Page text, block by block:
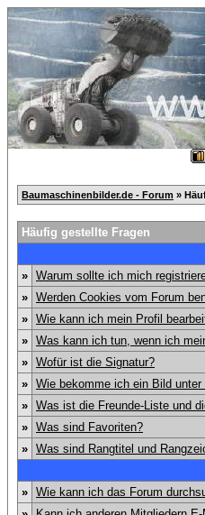
Baumaschinenbilder.de - Forum »
Häufig gestellte Fragen
» Warum sollte ich mich
» Werden Cookies vom Forum
» Wie kann ich mein Profil
» Was kann ich tun, wenn ich
» Wofür ist die Signatur?
» Wie bekomme ich ein Bild
» Was ist die Freunde-Liste und
» Was sind Favoriten?
» Was sind Rangtitel und
» Wie kann ich das Forum